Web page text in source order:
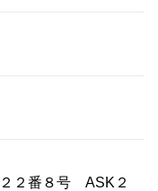
２番８号 ASK２